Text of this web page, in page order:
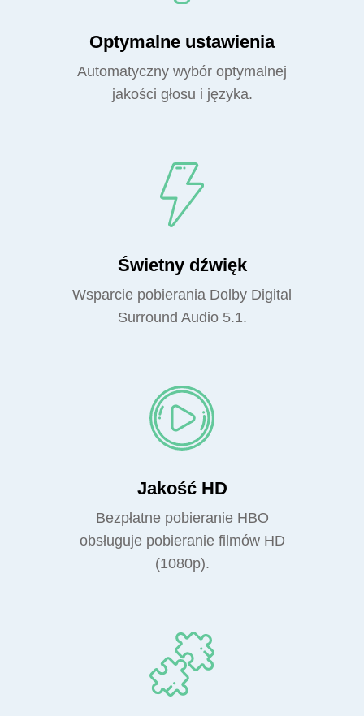
Optymalne ustawienia
Automatyczny wybór optymalnej
jakości głosu i języka.
Świetny dźwięk
Wsparcie pobierania Dolby Digital
Surround Audio 5.1.
Jakość HD
Bezpłatne pobieranie HBO
obsługuje pobieranie filmów HD
(1080p).